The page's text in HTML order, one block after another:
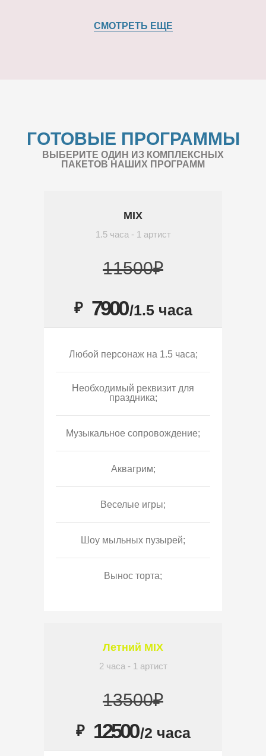
СМОТРЕТЬ ЕЩЕ
ГОТОВЫЕ ПРОГРАММЫ
ВЫБЕРИТЕ ОДИН ИЗ КОМПЛЕКСНЫХ
ПАКЕТОВ НАШИХ ПРОГРАММ
MIX
1.5 часа - 1 артист
11500₽
₽ 7900/1.5 часа
Любой персонаж на 1.5 часа;
Необходимый реквизит для
праздника;
Музыкальное сопровождение;
Аквагрим;
Веселые игры;
Шоу мыльных пузырей;
Вынос торта;
Летний MIX
2 часа - 1 артист
13500₽
₽ 12500/2 часа